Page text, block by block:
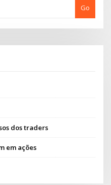
Go
dos traders
em ações